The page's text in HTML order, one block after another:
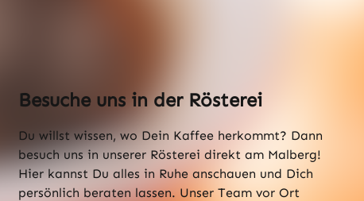
Besuche uns in der Rösterei
Du willst wissen, wo Dein Kaffee herkommt? Dann
besuch uns in unserer Rösterei direkt am Malberg!
Hier kannst Du alles in Ruhe anschauen und Dich
persönlich beraten lassen. Unser Team vor Ort